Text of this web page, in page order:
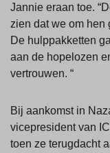
Jannie eraan toe.
zien dat we om hen
De hulppakketten
aan de hopelozen
vertrouwen. “
Bij aankomst in
vicepresident van
toen ze terugdacht